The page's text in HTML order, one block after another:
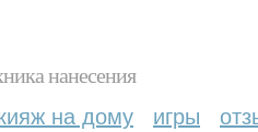
нанесения
на дому игры